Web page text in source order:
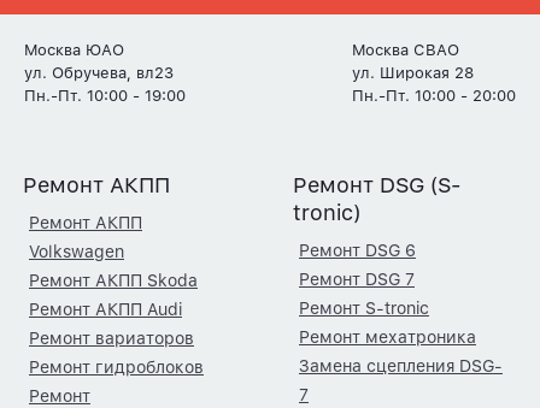
Москва ЮАО
ул. Обручева, вл23
Пн.-Пт. 10:00 - 19:00
Москва СВАО
ул. Широкая 28
Пн.-Пт. 10:00 - 20:00
Ремонт АКПП
Ремонт АКПП
Volkswagen
Ремонт АКПП Skoda
Ремонт АКПП Audi
Ремонт вариаторов
Ремонт гидроблоков
Ремонт
Ремонт DSG (S-
tronic)
Ремонт DSG 6
Ремонт DSG 7
Ремонт S-tronic
Ремонт мехатроника
Замена сцепления DSG-
7